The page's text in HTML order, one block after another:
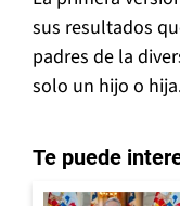
sus resultados
padres de la
solo un hijo o
Te puede